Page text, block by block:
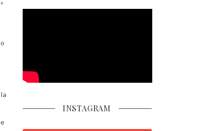
INSTAGRAM